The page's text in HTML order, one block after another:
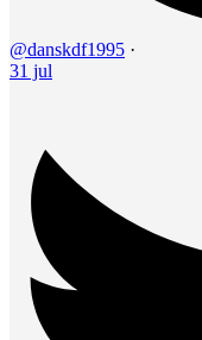
@danskdf1995 ·
31 jul